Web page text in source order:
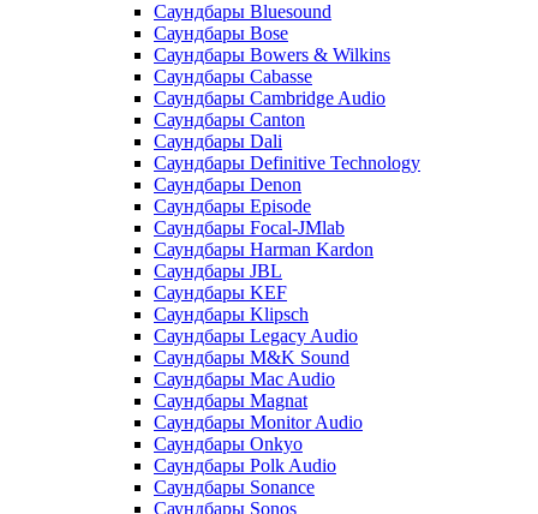
Саундбары Bluesound
Саундбары Bose
Саундбары Bowers & Wilkins
Саундбары Cabasse
Саундбары Cambridge Audio
Саундбары Canton
Саундбары Dali
Саундбары Definitive Technology
Саундбары Denon
Саундбары Episode
Саундбары Focal-JMlab
Саундбары Harman Kardon
Саундбары JBL
Саундбары KEF
Саундбары Klipsch
Саундбары Legacy Audio
Саундбары M&K Sound
Саундбары Mac Audio
Саундбары Magnat
Саундбары Monitor Audio
Саундбары Onkyo
Саундбары Polk Audio
Саундбары Sonance
Саундбары Sonos